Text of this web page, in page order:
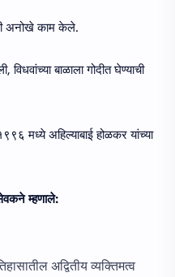
अनोखे काम केले.
बाळाला गोदीत घेण्याची
मध्ये अहिल्याबाई होळकर यांच्या
म्हणाले:
अद्वितीय व्यक्तिमत्व